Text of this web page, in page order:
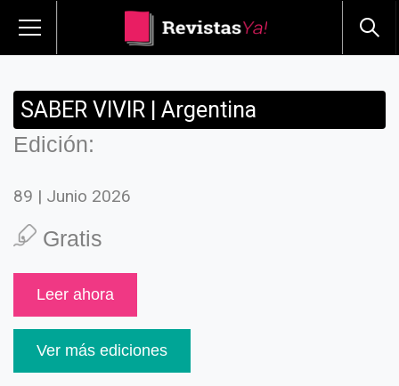
SABER VIVIR | Argentina
Edición:
89 | Junio 2026
Gratis
Leer ahora
Ver más ediciones